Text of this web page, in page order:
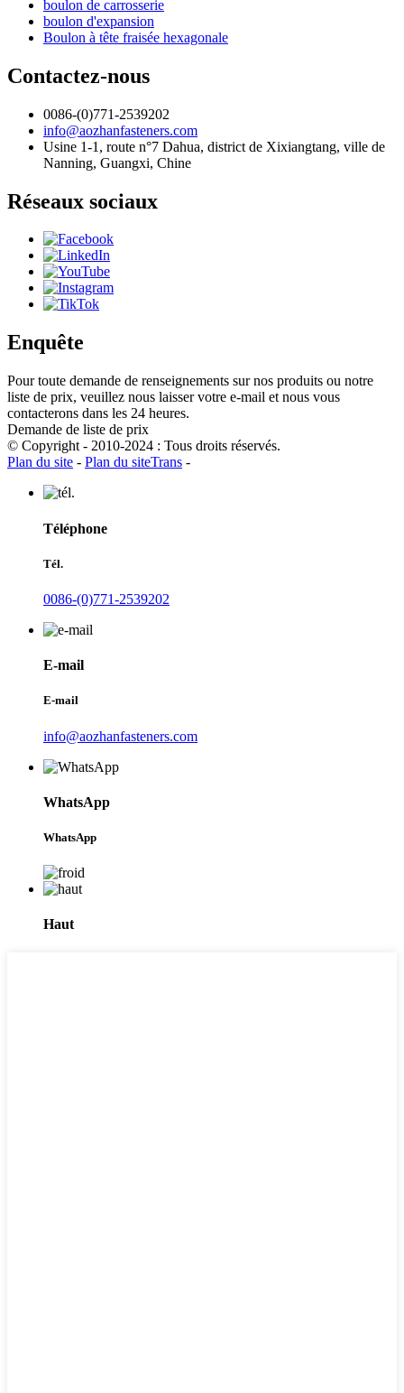
boulon de carrosserie
boulon d'expansion
Boulon à tête fraisée hexagonale
Contactez-nous
0086-(0)771-2539202
info@aozhanfasteners.com
Usine 1-1, route n°7 Dahua, district de Xixiangtang, ville de
Nanning, Guangxi, Chine
Réseaux sociaux
Enquête
Pour toute demande de renseignements sur nos produits ou notre
liste de prix, veuillez nous laisser votre e-mail et nous vous
contacterons dans les 24 heures.
Demande de liste de prix
© Copyright - 2010-2024 : Tous droits réservés.
Plan du site - Plan du siteTrans -
Téléphone
Tél.
0086-(0)771-2539202
E-mail
E-mail
info@aozhanfasteners.com
WhatsApp
WhatsApp
Haut